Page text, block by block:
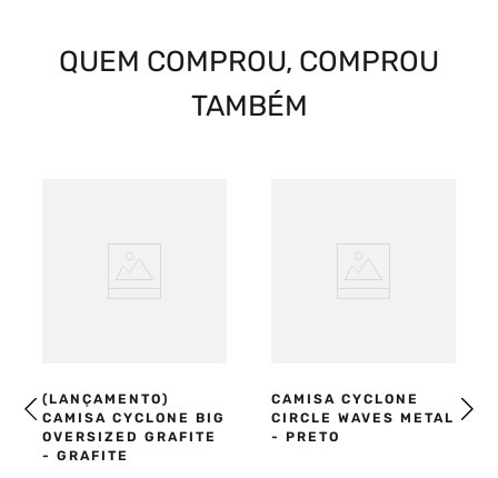
QUEM COMPROU, COMPROU
TAMBÉM
(LANÇAMENTO)
CAMISA CYCLONE BIG
OVERSIZED GRAFITE
- GRAFITE
CAMISA CYCLONE
CIRCLE WAVES METAL
- PRETO